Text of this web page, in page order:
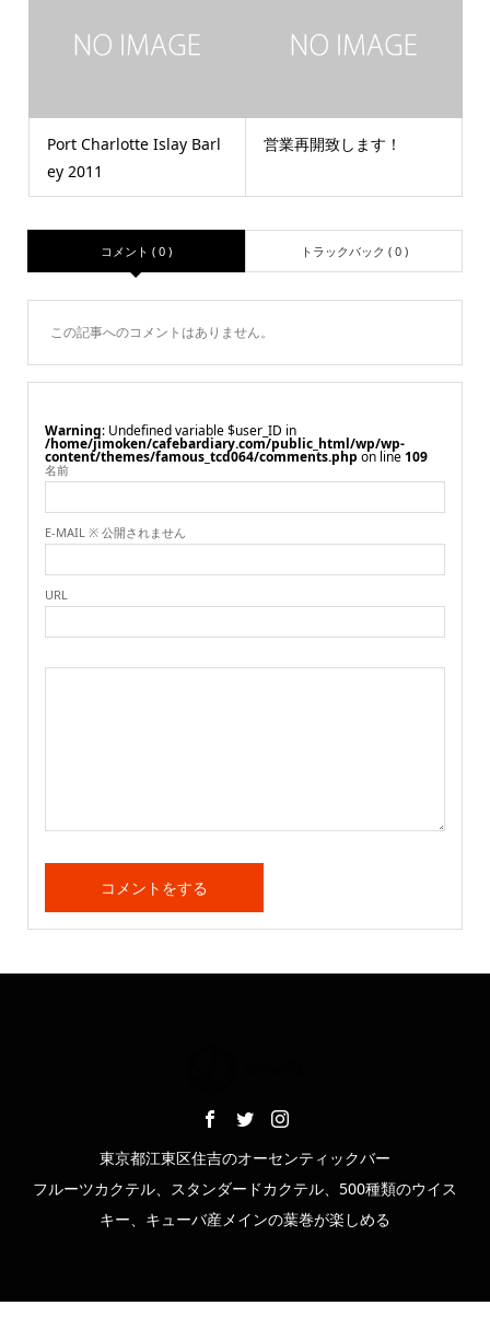
Port Charlotte Islay Barl
ey 2011
営業再開致します！
コメント ( 0 ) トラックバック ( 0 )
この記事へのコメントはありません。
Warning : Undefined variable $user_ID in
/home/jimoken/cafebardiary.com/public_html/wp/wp-
content/themes/famous_tcd064/comments.php on line109
名前
E-MAIL ※ 公開されません
URL
東京都江東区住吉のオーセンティックバー
フルーツカクテル、スタンダードカクテル、500種類のウイス
キー、キューバ産メインの葉巻が楽しめる